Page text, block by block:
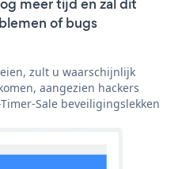
of bugs
zult u waarschijnlijk
aangezien hackers
Sale beveiligingslekken